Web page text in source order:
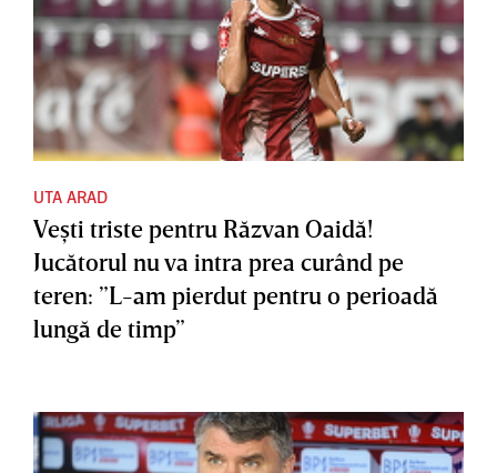
UTA ARAD
Veşti triste pentru Răzvan Oaidă!
Jucătorul nu va intra prea curând pe
teren: ”L-am pierdut pentru o perioadă
lungă de timp”